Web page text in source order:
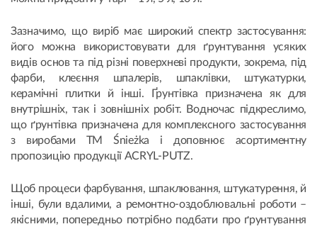
Зазначимо, що виріб має широкий спектр застосування:
його можна використовувати для ґрунтування усяких
видів основ та під різні поверхневі продукти, зокрема, під
фарби, клеєння шпалерів, шпаклівки, штукатурки,
керамічні плитки й інші. Ґрунтівка призначена як для
внутрішніх, так і зовнішніх робіт. Водночас підкреслимо,
що ґрунтівка призначена для комплексного застосування
з виробами ТМ Śnieżka і доповнює асортиментну
пропозицію продукції ACRYL-PUTZ.
Щоб процеси фарбування, шпаклювання, штукатурення, й
інші, були вдалими, а ремонтно-оздоблювальні роботи –
якісними, попередньо потрібно подбати про ґрунтування